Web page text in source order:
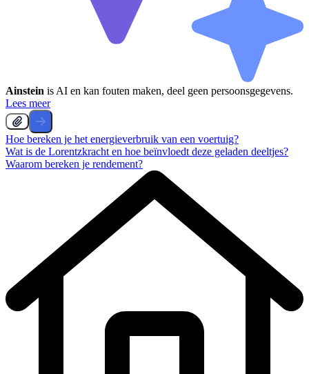
Ainstein is AI en kan fouten maken, deel geen persoonsgegevens.
Lees meer
Hoe bereken je het energieverbruik van een voertuig?
Wat is de Lorentzkracht en hoe beïnvloedt deze geladen deeltjes?
Waarom bereken je rendement?